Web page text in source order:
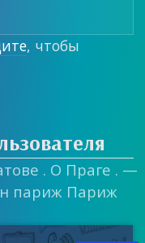
, чтобы
. О Праге . —
париж Париж